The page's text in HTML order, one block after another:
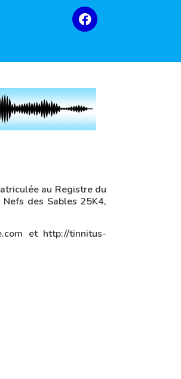
au Registre du
des Sables 25K4,
et http://tinnitus-